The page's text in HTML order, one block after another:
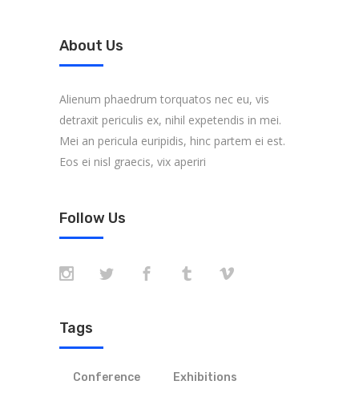
About Us
Alienum phaedrum torquatos nec eu, vis
detraxit periculis ex, nihil expetendis in mei.
Mei an pericula euripidis, hinc partem ei est.
Eos ei nisl graecis, vix aperiri
Follow Us
Tags
Conference Exhibitions